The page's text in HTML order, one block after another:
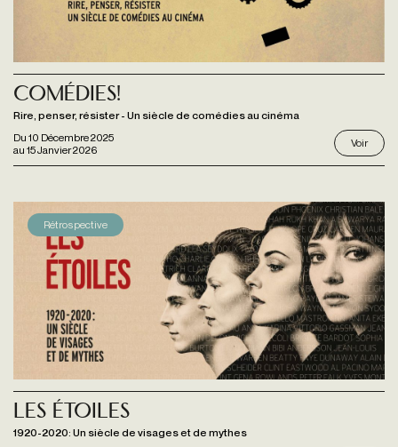
Du 10 Décembre 2025
au 15 Janvier 2026
Comédies!
Rire, penser, résister - Un siècle de comédies au cinéma
Voir
Rétrospective
Les étoiles
1920-2020: Un siècle de visages et de mythes